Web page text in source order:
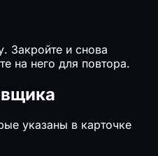
Закройте и снова
на него для повтора.
указаны в карточке